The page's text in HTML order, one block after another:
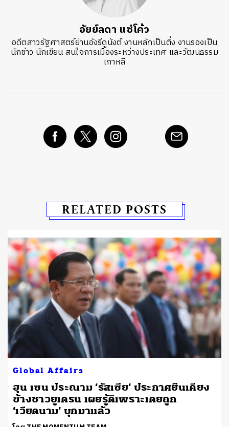
อัยย์ลดา แซ่โค้ว
อดีตสาวรัฐศาสตร์ย่านอังรีดูนังต์ งานหลักเป็นติ่ง งานรองเป็น
นักข่าว นักเขียน สนใจการเมืองระหว่างประเทศ และวัฒนธรรม
เกาหลี
RELATED POSTS
Global Affairs
ฮุน เซน ประณาม ‘รัสเซีย’ ประกาศยืนเคียง
ข้างชาวยูเครน เผยรู้ดีเพราะเคยถูก
‘เวียดนาม’ บุกมาแล้ว